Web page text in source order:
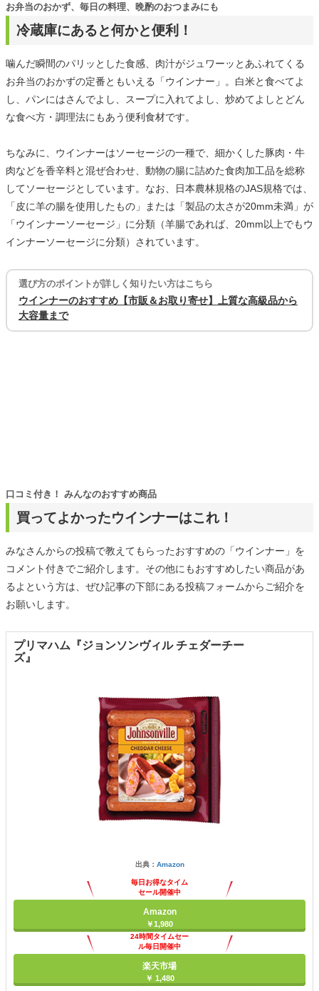
冷蔵庫にあると何かと便利！
お弁当のおかず、毎日の料理、晩酌のおつまみにも
噛んだ瞬間のパリッとした食感、肉汁がジュワーッとあふれてくる
お弁当のおかずの定番ともいえる「ウインナー」。白米と食べてよ
し、パンにはさんでよし、スープに入れてよし、炒めてよしとどん
な食べ方・調理法にもあう便利食材です。
ちなみに、ウインナーはソーセージの一種で、細かくした豚肉・牛
肉などを香辛料と混ぜ合わせ、動物の腸に詰めた食肉加工品を総称
してソーセージとしています。なお、日本農林規格のJAS規格では、
「皮に羊の腸を使用したもの」または「製品の太さが20mm未満」が
「ウインナーソーセージ」に分類（羊腸であれば、20mm以上でもウ
インナーソーセージに分類）されています。
選び方のポイントが詳しく知りたい方はこちら
ウインナーのおすすめ【市販＆お取り寄せ】上質な高級品から
大容量まで
買ってよかったウインナーはこれ！
口コミ付き！ みんなのおすすめ商品
みなさんからの投稿で教えてもらったおすすめの「ウインナー」を
コメント付きでご紹介します。その他にもおすすめしたい商品があ
るよという方は、ぜひ記事の下部にある投稿フォームからご紹介を
お願いします。
プリマハム『ジョンソンヴィル チェダーチー
ズ』
出典： Amazon
毎日お得なタイム
セール開催中
Amazon
￥1,980
24時間タイムセー
ル毎日開催中
楽天市場
￥ 1,480